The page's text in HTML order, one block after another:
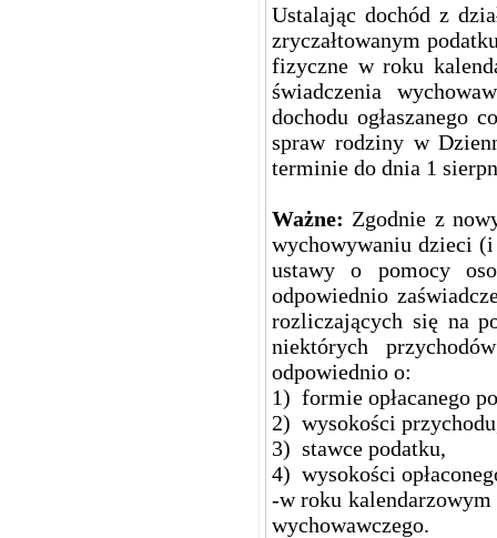
Ustalając dochód z
zryczałtowanym
fizyczne w roku
świadczenia
dochodu ogłaszanego
spraw rodziny w
terminie do dnia 1
Ważne: Zgodnie z
wychowywaniu dzieci
ustawy o pomocy
odpowiednio
rozliczających się na
niektórych
odpowiednio o:
1) formie opłacanego
2) wysokości
3) stawce podatku,
4) wysokości
-w roku kalendarzowym
wychowawczego.